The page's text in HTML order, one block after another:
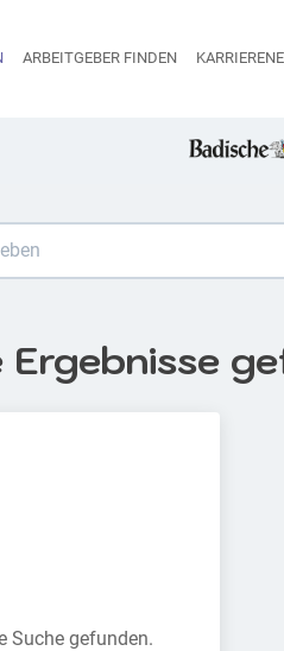
Haupt-
ARBEITGEBER FINDEN
Suche gefunden.